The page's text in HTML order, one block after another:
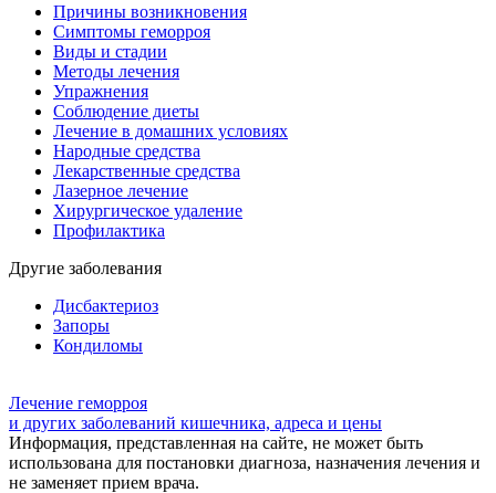
Причины возникновения
Симптомы геморроя
Виды и стадии
Методы лечения
Упражнения
Соблюдение диеты
Лечение в домашних условиях
Народные средства
Лекарственные средства
Лазерное лечение
Хирургическое удаление
Профилактика
Другие заболевания
Дисбактериоз
Запоры
Кондиломы
Лечение геморроя
и других заболеваний кишечника, адреса и цены
Информация, представленная на сайте, не может быть
использована для постановки диагноза, назначения лечения и
не заменяет прием врача.